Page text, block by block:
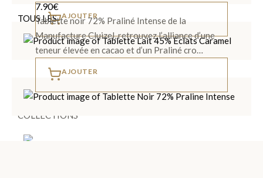
TOUS LES
COFFRETS
LES
COLLECTIONS
AJOUTER
7.90€
Tablette noir 72% Praliné Intense de la
Manufacture Cluizel, retrouvez l’alliance d’une
teneur élevée en cacao et d’un Praliné cro…
AJOUTER